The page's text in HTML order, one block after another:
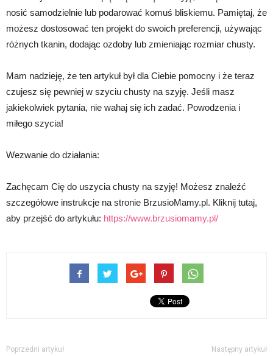
nosić samodzielnie lub podarować komuś bliskiemu. Pamiętaj, że
możesz dostosować ten projekt do swoich preferencji, używając
różnych tkanin, dodając ozdoby lub zmieniając rozmiar chusty.
Mam nadzieję, że ten artykuł był dla Ciebie pomocny i że teraz
czujesz się pewniej w szyciu chusty na szyję. Jeśli masz
jakiekolwiek pytania, nie wahaj się ich zadać. Powodzenia i
miłego szycia!
Wezwanie do działania:
Zachęcam Cię do uszycia chusty na szyję! Możesz znaleźć
szczegółowe instrukcje na stronie BrzusioMamy.pl. Kliknij tutaj,
aby przejść do artykułu: https://www.brzusiomamy.pl/
Poprzedni artykuł Następny artykuł